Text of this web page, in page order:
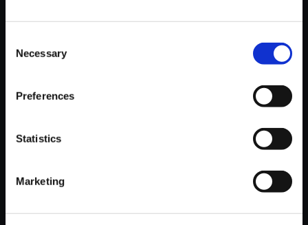
Selection
Necessary
Preferences
Statistics
Marketing
おすすめ商品